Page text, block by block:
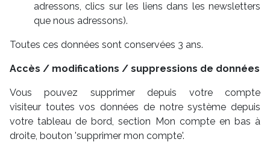
adressons, clics sur les liens dans les newsletters
que nous adressons).
Toutes ces données sont conservées 3 ans.
Accès / modifications / suppressions de données
Vous pouvez supprimer depuis votre compte
visiteur toutes vos données de notre système depuis
votre tableau de bord, section Mon compte en bas à
droite, bouton 'supprimer mon compte'.